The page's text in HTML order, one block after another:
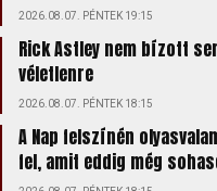
2026.08.07. PÉNTEK 19:15
Rick Astley nem bízott
véletlenre
2026.08.07. PÉNTEK 18:15
A Nap felszínén
fel, amit eddig még